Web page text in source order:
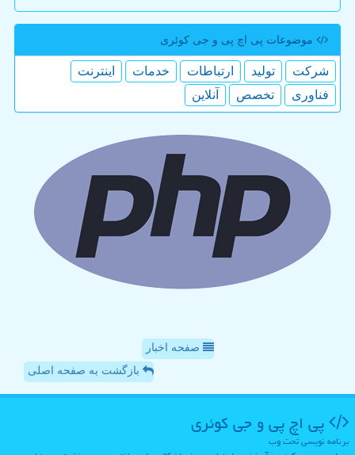
موضوعات پی اچ پی و جی كوئری
شركت تولید ارتباطات خدمات
اینترنت
فناوری
تخصص آنلاین
صفحه اخبار
بازگشت به صفحه اصلی
پی اچ پی و جی كوئری
برنامه نویسی تحت وب